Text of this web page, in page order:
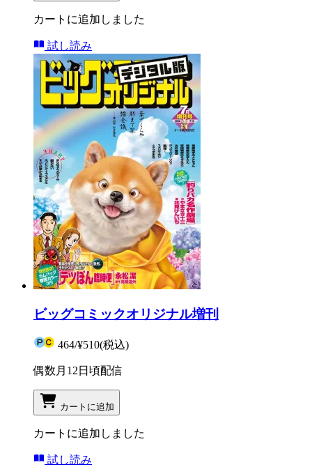
カートに追加しました
試し読み
ビッグコミックオリジナル増刊
464/¥510(税込)
偶数月12日頃配信
カートに追加
カートに追加しました
試し読み